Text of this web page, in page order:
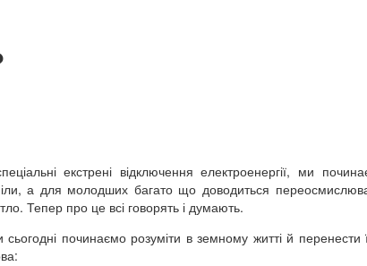
екстрені відключення електроенергії, ми
а для молодших багато що доводиться
Тепер про це всі говорять і думають.
починаємо розуміти в земному житті й перенести